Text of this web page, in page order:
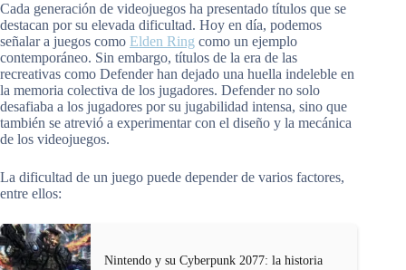
Cada generación de videojuegos ha presentado títulos que se
destacan por su elevada dificultad. Hoy en día, podemos
señalar a juegos como Elden Ring como un ejemplo
contemporáneo. Sin embargo, títulos de la era de las
recreativas como Defender han dejado una huella indeleble en
la memoria colectiva de los jugadores. Defender no solo
desafiaba a los jugadores por su jugabilidad intensa, sino que
también se atrevió a experimentar con el diseño y la mecánica
de los videojuegos.
La dificultad de un juego puede depender de varios factores,
entre ellos:
Nintendo y su Cyberpunk 2077: la historia